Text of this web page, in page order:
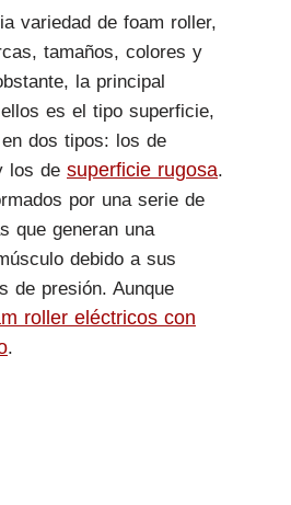
variedad de foam roller,
tamaños, colores y
la principal
es el tipo superficie,
dos tipos: los de
los de superficie rugosa.
por una serie de
que generan una
debido a sus
de presión. Aunque
roller eléctricos con
.